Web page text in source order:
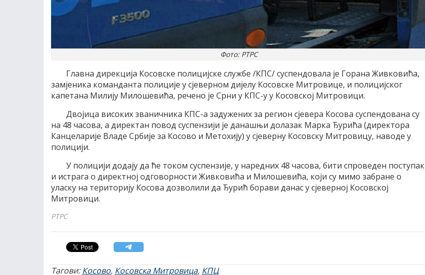
Фото: РТРС
Главна дирекција Косовске полицијске службе /КПС/ суспендовала је Горана Живковића,
замјеника команданта полиције у сјеверном дијелу Косовске Митровице, и полицијског
капетана Милију Милошевића, речено је Срни у КПС-у у Косовској Митровици.
Двојица високих званичника КПС-а задужених за регион сјевера Косова суспендована су
на 48 часова, а директан повод суспензији је данашњи долазак Марка Ђурића (директора
Канцеларије Владе Србије за Косово и Метохију) у сјеверну Косовску Митровицу, наводе у
полицији.
У полицији додају да ће током суспензије, у наредних 48 часова, бити спроведен поступак
и истрага о директној одговорности Живковића и Милошевића, који су мимо забране о
уласку на територију Косова дозволили да Ђурић борави данас у сјеверној Косовској
Митровици.
РТРС
Тагови:Косово, Косовска Митровица, КПЦ